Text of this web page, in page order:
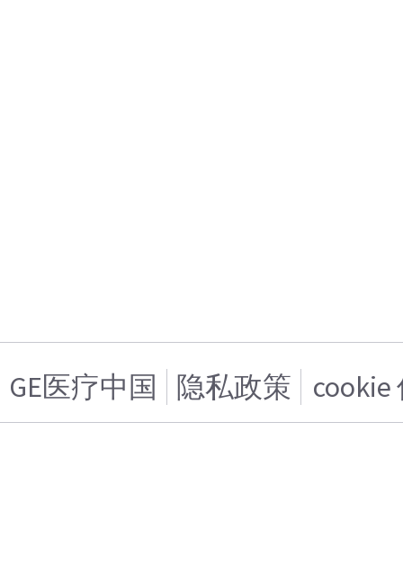
GE医疗中国 隐私政策 cookie